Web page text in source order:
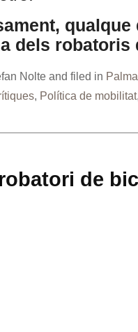
qualque
dels robatoris
Nolte and filed in Palma
, Política de mobilitat
de